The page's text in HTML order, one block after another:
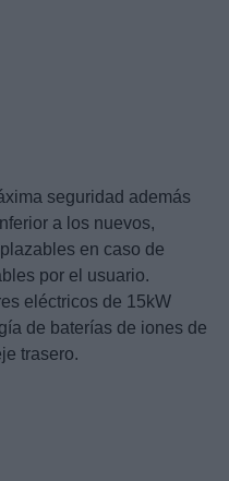
seguridad además
a los nuevos,
en caso de
por el usuario.
eléctricos de 15kW
de baterías de iones de
trasero.